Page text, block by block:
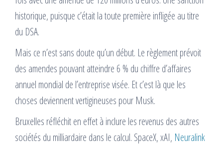
historique, puisque c’était la toute première infligée au titre
du DSA.
Mais ce n’est sans doute qu’un début. Le règlement prévoit
des amendes pouvant atteindre 6 % du chiffre d’affaires
annuel mondial de l’entreprise visée. Et c’est là que les
choses deviennent vertigineuses pour Musk.
Bruxelles réfléchit en effet à inclure les revenus des autres
sociétés du milliardaire dans le calcul. SpaceX, xAI, Neuralink